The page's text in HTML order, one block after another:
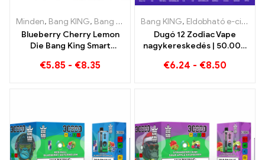
Minden, Bang KING, Bang King Smart Screen 15000 Pöfékel ,
Blueberry Cherry Lemon
Die Bang King Smart
innovatív eldobható e-
€5.85 - €8.35
Bang KING, Eldobható e-cigaretta
Dugó 12 Zodiac Vape
nagykereskedés | 50.000
€6.24 - €8.50